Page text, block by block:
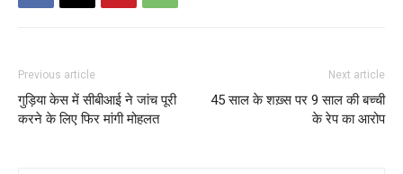
Previous article
गुड़िया केस में सीबीआई ने जांच पूरी
करने के लिए फिर मांगी मोहलत
Next article
45 साल के शख़्स पर 9 साल की बच्ची
के रेप का आरोप